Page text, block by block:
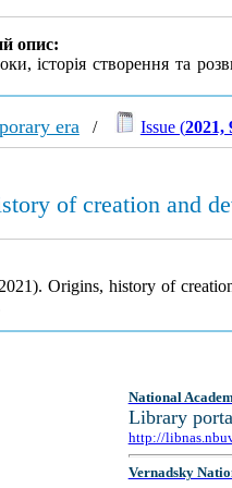
опис:
історія створення та
era / Issue (2021,
of creation and
Origins, history of
National
Library
http://
Vernadsky